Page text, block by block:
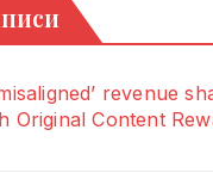
revenue
Original Content